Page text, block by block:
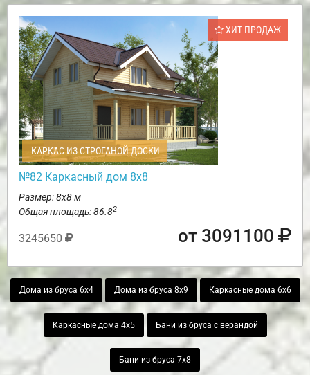
ХИТ ПРОДАЖ
КАРКАС ИЗ СТРОГАНОЙ ДОСКИ
№82 Каркасный дом 8х8
Размер: 8х8 м
Общая площадь: 86.82
3245650 от 3091100
Дома из бруса 6х4 Дома из бруса 8х9 Каркасные дома 6х6
Каркасные дома 4х5 Бани из бруса с верандой
Бани из бруса 7х8